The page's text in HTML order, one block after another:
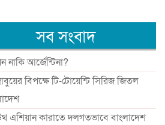
সব সংবাদ
নাকি আর্জেন্টিনা?
বিপক্ষে টি-টোয়েন্টি সিরিজ জিতল
এশিয়ান কারাতে দলগতভাবে বাংলাদেশ